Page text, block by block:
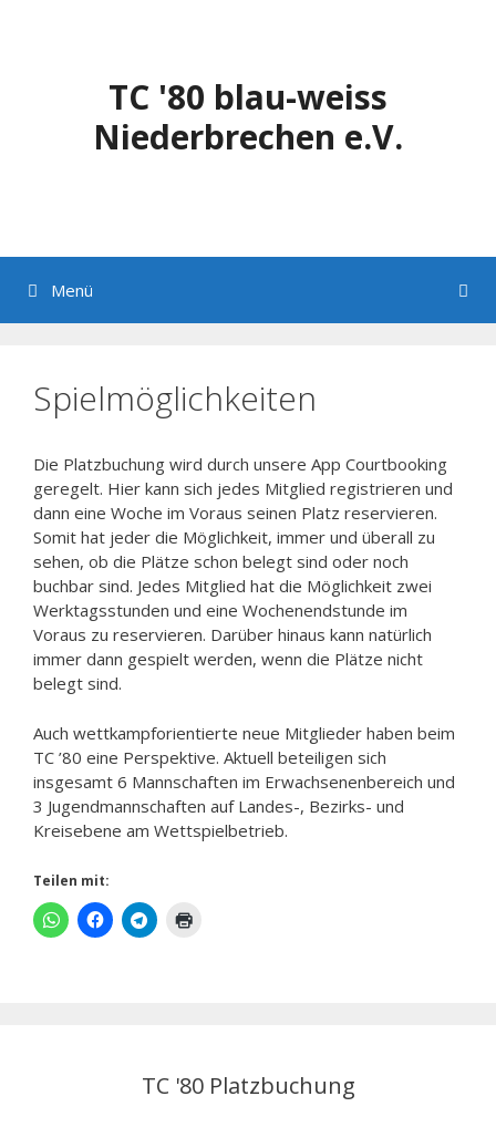
TC '80 blau-weiss
Niederbrechen e.V.
Menü
Spielmöglichkeiten
Die Platzbuchung wird durch unsere App Courtbooking
geregelt. Hier kann sich jedes Mitglied registrieren und
dann eine Woche im Voraus seinen Platz reservieren.
Somit hat jeder die Möglichkeit, immer und überall zu
sehen, ob die Plätze schon belegt sind oder noch
buchbar sind. Jedes Mitglied hat die Möglichkeit zwei
Werktagsstunden und eine Wochenendstunde im
Voraus zu reservieren. Darüber hinaus kann natürlich
immer dann gespielt werden, wenn die Plätze nicht
belegt sind.
Auch wettkampforientierte neue Mitglieder haben beim
TC ’80 eine Perspektive. Aktuell beteiligen sich
insgesamt 6 Mannschaften im Erwachsenenbereich und
3 Jugendmannschaften auf Landes-, Bezirks- und
Kreisebene am Wettspielbetrieb.
Teilen mit:
TC '80 Platzbuchung